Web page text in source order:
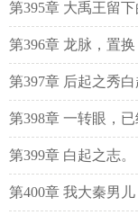
求月票）
第395章 大禹王留
第396章 龙脉，置换
第397章 后起之秀白
第398章 一转眼，
订阅）
第399章 白起之志。
第400章 我大秦男儿